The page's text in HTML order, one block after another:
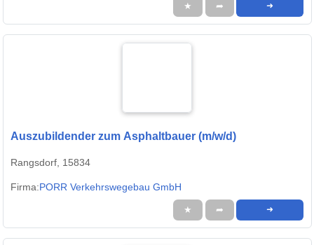
★ ➦ ➜
Auszubildender zum Asphaltbauer (m/w/d)
Rangsdorf, 15834
Firma:PORR Verkehrswegebau GmbH
★ ➦ ➜